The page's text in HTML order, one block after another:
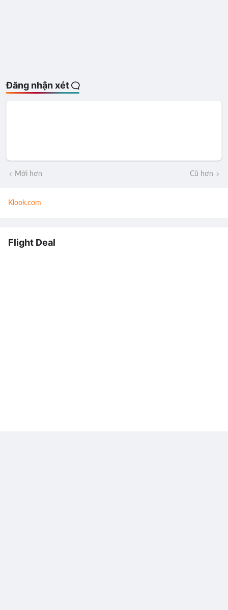
Đăng nhận xét
Mới hơn Cũ hơn
Klook.com
Flight Deal